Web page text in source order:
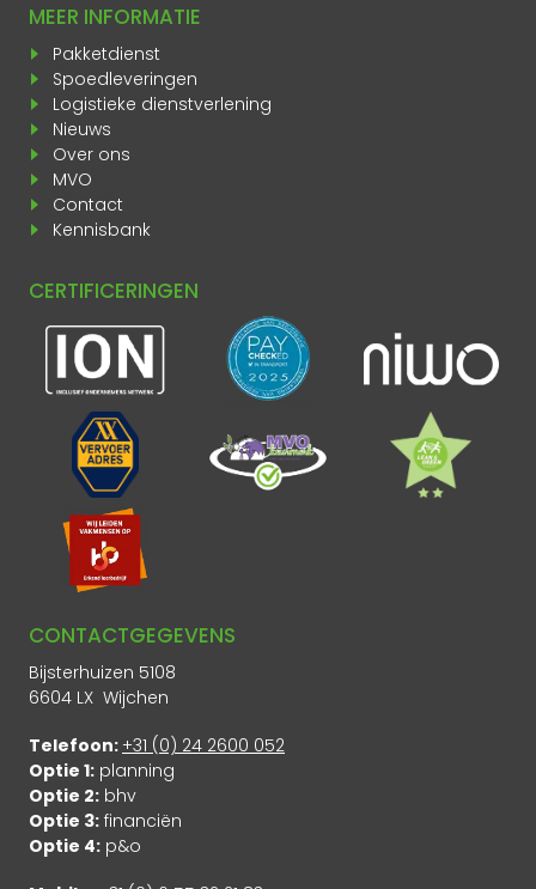
MEER INFORMATIE
Pakketdienst
Spoedleveringen
Logistieke dienstverlening
Nieuws
Over ons
MVO
Contact
Kennisbank
CERTIFICERINGEN
CONTACTGEGEVENS
Bijsterhuizen 5108
6604 LX Wijchen
Telefoon: +31 (0) 24 2600 052
Optie 1: planning
Optie 2: bhv
Optie 3: financiën
Optie 4: p&o